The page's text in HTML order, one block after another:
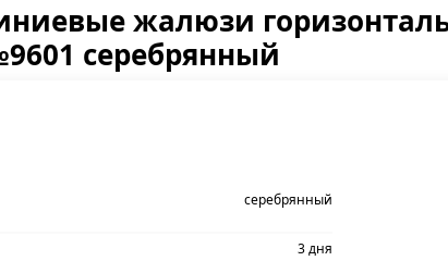
жалюзи
серебрянный
серебрянный
3 дня